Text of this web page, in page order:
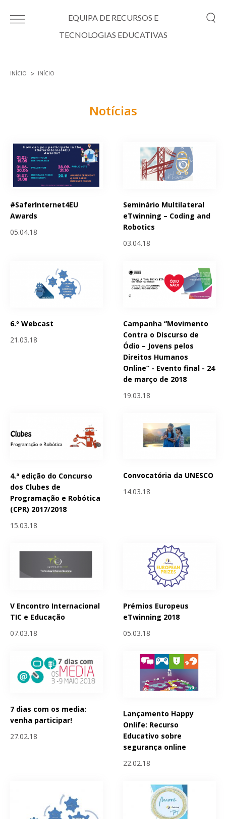
EQUIPA DE RECURSOS E
TECNOLOGIAS EDUCATIVAS
INÍCIO INÍCIO
Notícias
#SaferInternet4EU
Awards
05.04.18
Seminário Multilateral
eTwinning – Coding and
Robotics
03.04.18
6.º Webcast
21.03.18
Campanha “Movimento
Contra o Discurso de
Ódio – Jovens pelos
Direitos Humanos
Online” - Evento final - 24
de março de 2018
19.03.18
4.ª edição do Concurso
dos Clubes de
Programação e Robótica
(CPR) 2017/2018
15.03.18
Convocatória da UNESCO
14.03.18
V Encontro Internacional
TIC e Educação
07.03.18
Prémios Europeus
eTwinning 2018
05.03.18
7 dias com os media:
venha participar!
27.02.18
Lançamento Happy
Onlife: Recurso
Educativo sobre
segurança online
22.02.18
Páginas